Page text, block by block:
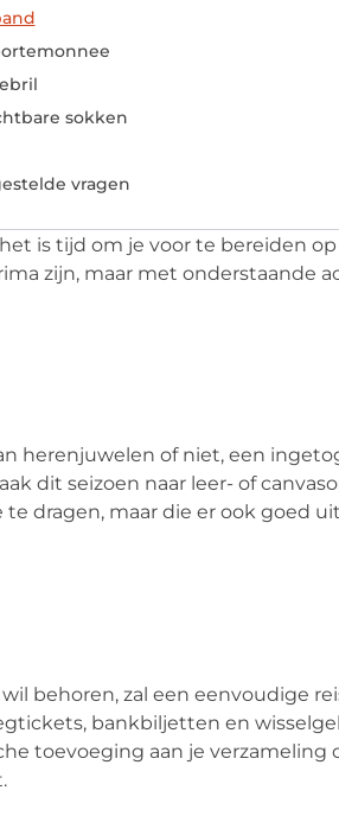
sokken
vragen
is tijd om je voor te bereiden
zijn, maar met onderstaande
herenjuwelen of niet, een
dit seizoen naar leer- of
dragen, maar die er ook goed
behoren, zal een eenvoudige
bankbiljetten en
toevoeging aan je verzameling